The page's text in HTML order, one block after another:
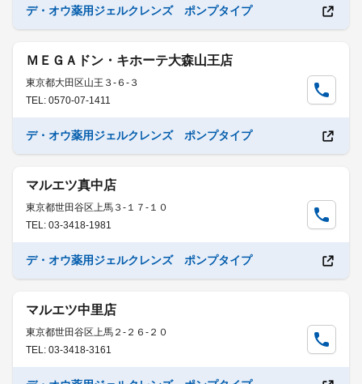
デ・オウ薬用ジェルクレンズ ポンプタイプ
ＭＥＧＡドン・キホーテ大森山王店
東京都大田区山王３-６-３
TEL: 0570-07-1411
デ・オウ薬用ジェルクレンズ ポンプタイプ
マルエツ真中店
東京都世田谷区上馬３-１７-１０
TEL: 03-3418-1981
デ・オウ薬用ジェルクレンズ ポンプタイプ
マルエツ中里店
東京都世田谷区上馬２-２６-２０
TEL: 03-3418-3161